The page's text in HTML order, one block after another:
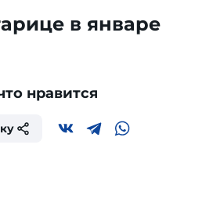
в январе
нравится